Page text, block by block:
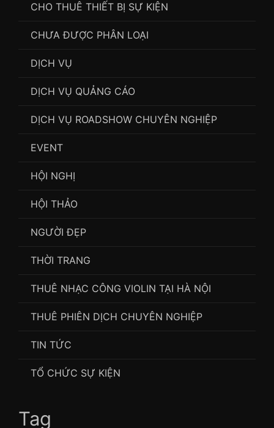
CHO THUÊ THIẾT BỊ SỰ KIỆN
CHƯA ĐƯỢC PHÂN LOẠI
DỊCH VỤ
DỊCH VỤ QUẢNG CÁO
DỊCH VỤ ROADSHOW CHUYÊN NGHIỆP
EVENT
HỘI NGHỊ
HỘI THẢO
NGƯỜI ĐẸP
THỜI TRANG
THUÊ NHẠC CÔNG VIOLIN TẠI HÀ NỘI
THUÊ PHIÊN DỊCH CHUYÊN NGHIỆP
TIN TỨC
TỔ CHỨC SỰ KIỆN
Tag